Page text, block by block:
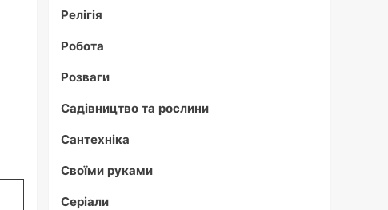
Релігія
Робота
Розваги
Садівництво та рослини
Сантехніка
Своїми руками
Серіали